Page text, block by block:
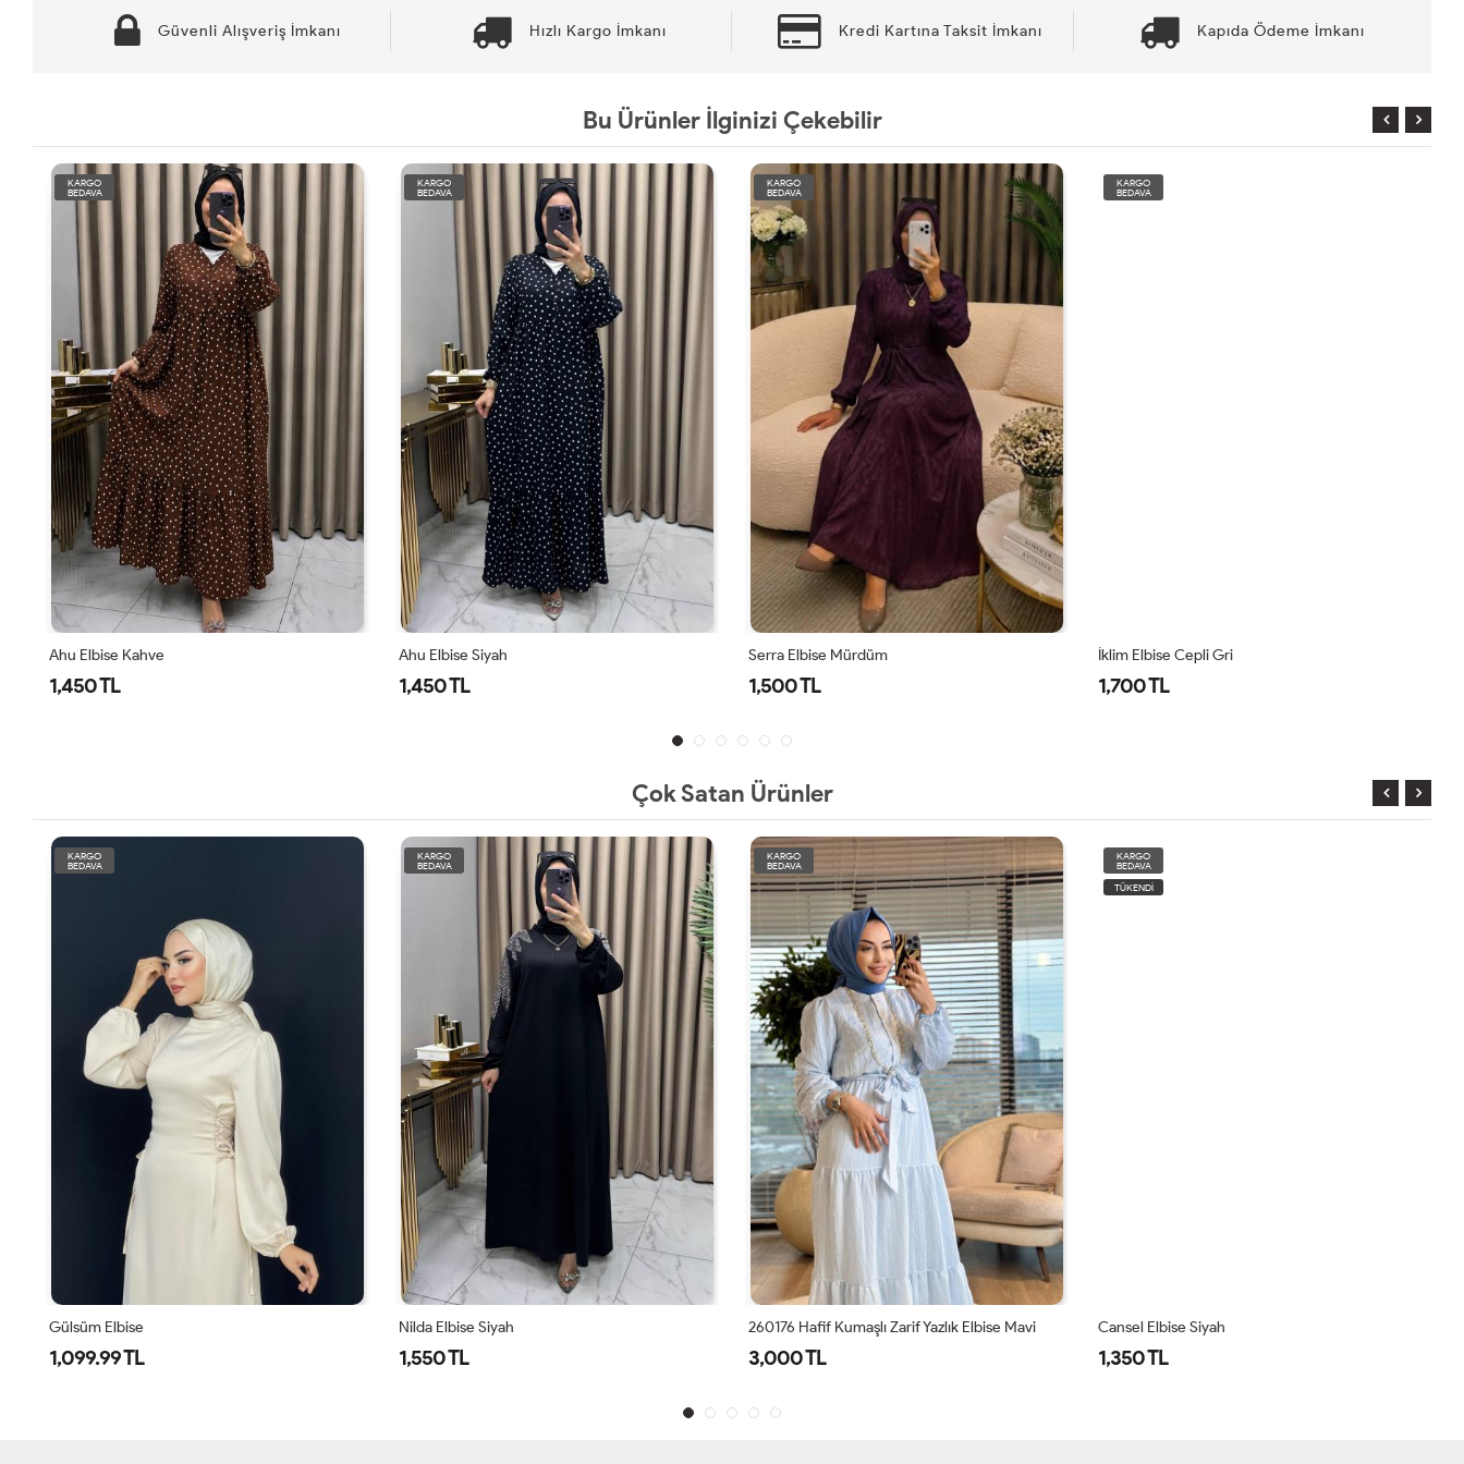
Güvenli Alışveriş İmkanı Hızlı Kargo İmkanı Kredi Kartına Taksit İmkanı Kapıda Ödeme İmkanı
Bu Ürünler İlginizi Çekebilir
KARGO
BEDAVA
Ahu Elbise Kahve
1,450 TL
KARGO
BEDAVA
Ahu Elbise Siyah
1,450 TL
KARGO
BEDAVA
Serra Elbise Mürdüm
1,500 TL
KARGO
BEDAVA
İklim Elbise Cepli Gri
1,700 TL
Çok Satan Ürünler
KARGO
BEDAVA
Gülsüm Elbise
1,099.99 TL
KARGO
BEDAVA
Nilda Elbise Siyah
1,550 TL
KARGO
BEDAVA
260176 Hafif Kumaşlı Zarif Yazlık Elbise Mavi
3,000 TL
KARGO
BEDAVA
TÜKENDİ
Cansel Elbise Siyah
1,350 TL